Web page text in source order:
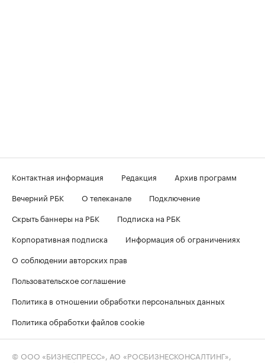
Контактная информация Редакция
Архив программ
Вечерний РБК
О телеканале
Подключение
Скрыть баннеры на РБК
Подписка на РБК
Корпоративная подписка
Информация об ограничениях
О соблюдении авторских прав
Пользовательское соглашение
Политика в отношении обработки персональных данных
Политика обработки файлов cookie
© ООО «БИЗНЕСПРЕСС», АО «РОСБИЗНЕСКОНСАЛТИНГ»,